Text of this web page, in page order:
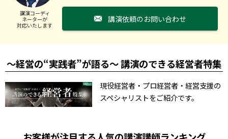
講演コーディ
ネーターが
対応いたします
講演依頼のお問い合わせ
～経営の“実践者”が語る～ 講演のできる経営者特集
現役経営者・プロ経営者・経営支援の
スペシャリストをご紹介です。